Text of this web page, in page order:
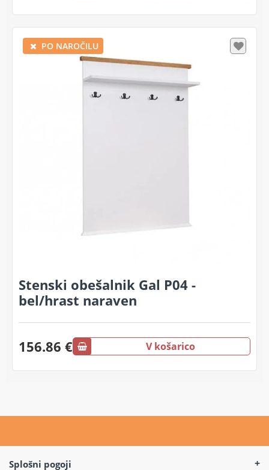
PO NAROČILU
Stenski obešalnik Gal P04 -
bel/hrast naraven
156.86 € V košarico
Splošni pogoji